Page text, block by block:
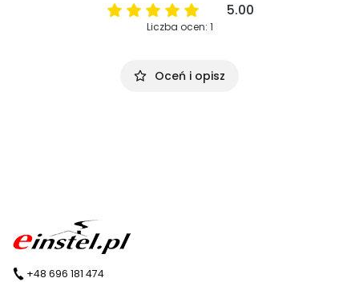
5.00
Liczba ocen: 1
Oceń i opisz
+48 696 181 474